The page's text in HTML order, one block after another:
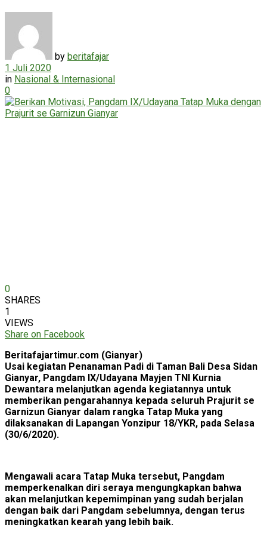
by beritafajar
1 Juli 2020
in Nasional & Internasional
0
0
SHARES
1
VIEWS
Share on Facebook
Beritafajartimur.com (Gianyar)
Usai kegiatan Penanaman Padi di Taman Bali Desa Sidan
Gianyar, Pangdam IX/Udayana Mayjen TNI Kurnia
Dewantara melanjutkan agenda kegiatannya untuk
memberikan pengarahannya kepada seluruh Prajurit se
Garnizun Gianyar dalam rangka Tatap Muka yang
dilaksanakan di Lapangan Yonzipur 18/YKR, pada Selasa
(30/6/2020).
Mengawali acara Tatap Muka tersebut, Pangdam
memperkenalkan diri seraya mengungkapkan bahwa
akan melanjutkan kepemimpinan yang sudah berjalan
dengan baik dari Pangdam sebelumnya, dengan terus
meningkatkan kearah yang lebih baik.